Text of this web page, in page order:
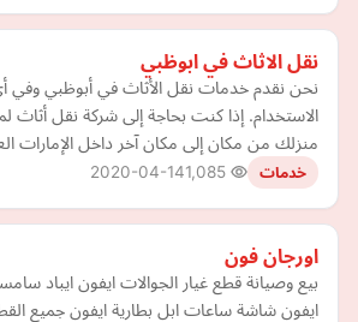
نقل الاثاث في ابوظبي
نحن نقدم خدمات نقل الأثاث في أبوظبي وفي
الاستخدام. إذا كنت بحاجة إلى شركة نقل
منزلك من مكان إلى مكان آخر داخل الإمارات
خدمات 2020-04-14
اورجان فون
بيع وصيانة قطع غيار الجوالات ايفون ايباد
ايفون شاشة ساعات ابل بطارية ايفون جميع